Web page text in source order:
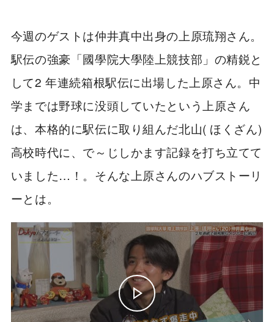
今週のゲストは仲井真中出身の上原琉翔さん。
駅伝の強豪「國學院大學陸上競技部」の精鋭と
して2 年連続箱根駅伝に出場した上原さん。中
学までは野球に没頭していたという上原さん
は、本格的に駅伝に取り組んだ北山( ほくざん)
高校時代に、で～じしかます記録を打ち立てて
いました…！。そんな上原さんのハブストーリ
ーとは。